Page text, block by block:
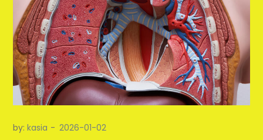
by:kasia